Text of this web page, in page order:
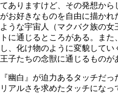
てありますけど、その発想か
がお好きなものを自由に描か
ような宇宙人（マクバク族の
トに通じるところがある。ま
し、化け物のように変貌して
王子たちの念獣に通じるものが
『幽白』が迫力あるタッチだ
リアルさを求めたタッチにな